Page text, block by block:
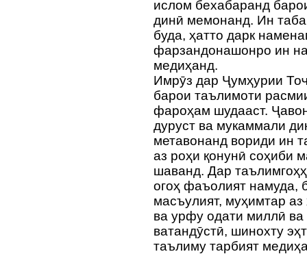
ислом бехабаранд
динӣ мемонанд. Ин
буда, ҳатто дарк
фарзандонашонро ин
медиҳанд.
Имрӯз дар Ҷумҳурии
барои таълимоти
фароҳам шудааст.
дуруст ва мукаммали
метавонанд вориди ин
аз роҳи қонунӣ соҳиби
шаванд. Дар
огоҳ фаъолият намуда,
масъулият, муҳимтар
ва урфу одати миллӣ
ватандӯстӣ, шинохту
таълиму тарбият